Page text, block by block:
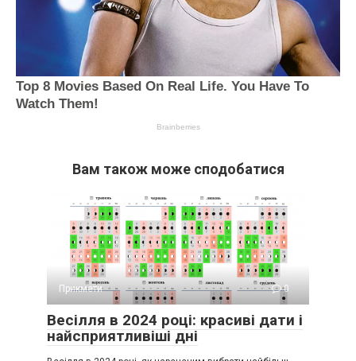
Вам також може сподобатися
Прикмети 0
Весілля в 2024 році: красиві дати і
найсприятливіші дні